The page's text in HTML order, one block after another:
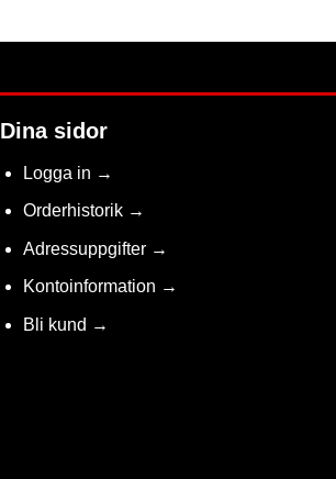
Dina sidor
Logga in →
Orderhistorik →
Adressuppgifter →
Kontoinformation →
Bli kund →